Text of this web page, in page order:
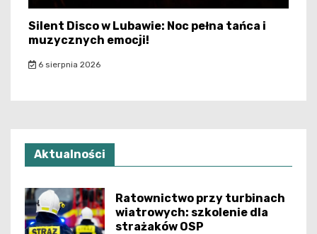
Silent Disco w Lubawie: Noc pełna tańca i
muzycznych emocji!
6 sierpnia 2026
Aktualności
Ratownictwo przy turbinach
wiatrowych: szkolenie dla
strażaków OSP